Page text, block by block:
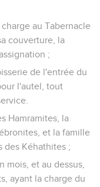
au Tabernacle
couverture, la
;
de l'entrée du
l'autel, tout
Hamramites, la
et la famille
des Kéhathites ;
mois, et au dessus,
ayant la charge du